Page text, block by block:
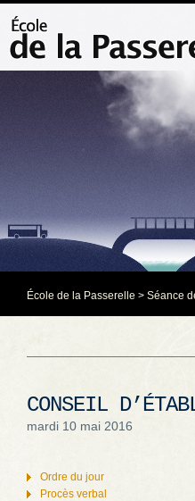
École de la Passerelle > Séance
CONSEIL
mardi 10 mai 2016
Ordre du jour
Procès verbal